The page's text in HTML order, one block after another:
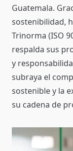
Guatemala.
sostenibilidad,
Trinorma (ISO
respalda sus
y
subraya el
sostenible y la
su cadena de